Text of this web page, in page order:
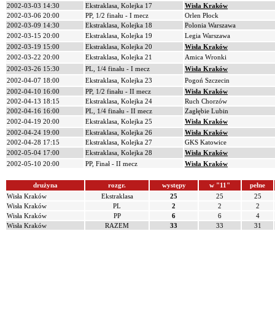
2002-03-03 14:30
Ekstraklasa, Kolejka 17
Wisła Kraków
2002-03-06 20:00
PP, 1/2 finału - I mecz
Orlen Płock
2002-03-09 14:30
Ekstraklasa, Kolejka 18
Polonia Warszawa
2002-03-15 20:00
Ekstraklasa, Kolejka 19
Legia Warszawa
2002-03-19 15:00
Ekstraklasa, Kolejka 20
Wisła Kraków
2002-03-22 20:00
Ekstraklasa, Kolejka 21
Amica Wronki
2002-03-26 15:30
PL, 1/4 finału - I mecz
Wisła Kraków
2002-04-07 18:00
Ekstraklasa, Kolejka 23
Pogoń Szczecin
2002-04-10 16:00
PP, 1/2 finału - II mecz
Wisła Kraków
2002-04-13 18:15
Ekstraklasa, Kolejka 24
Ruch Chorzów
2002-04-16 16:00
PL, 1/4 finału - II mecz
Zagłębie Lubin
2002-04-19 20:00
Ekstraklasa, Kolejka 25
Wisła Kraków
2002-04-24 19:00
Ekstraklasa, Kolejka 26
Wisła Kraków
2002-04-28 17:15
Ekstraklasa, Kolejka 27
GKS Katowice
2002-05-04 17:00
Ekstraklasa, Kolejka 28
Wisła Kraków
2002-05-10 20:00
PP, Finał - II mecz Wisła Kraków
drużyna rozgr. występy w "11"
pełne
Wisła Kraków
Ekstraklasa 25 25
25
Wisła Kraków
PL 2 2
2
Wisła Kraków
PP 6 6
4
Wisła Kraków
RAZEM 33 33 31